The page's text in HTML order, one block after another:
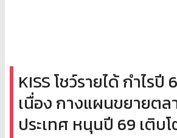
KISS โชว์รายได้ กำไรปี
เนื่อง กางแผนขยายต
ประเทศ หนุนปี 69 เติบ